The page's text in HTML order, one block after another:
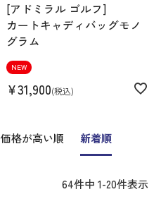
[アドミラル ゴルフ]
カートキャディバッグモノ
グラム
NEW
¥31,900 税込
価格が高い順 新着順
64件中 1-20件表示